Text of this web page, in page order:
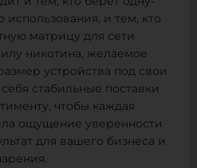
и тем, кто
матрицу для сети
никотина, желаемое
устройства под свои
стабильные поставки
чтобы каждая
ощущение уверенности
для вашего бизнеса и